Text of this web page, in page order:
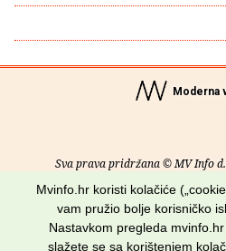
Moderna
Sva prava pridržana © MV Info
Uvjeti
Potraži nas
Mvinfo.hr koristi kolačiće
vam pružio bolje korisničko
Nastavkom pregleda
slažete se sa korištenjem